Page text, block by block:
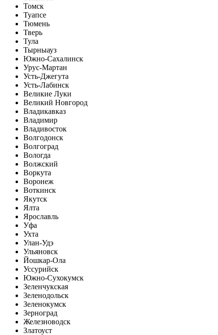
Томск
Туапсе
Тюмень
Тверь
Тула
Тырныауз
Южно-Сахалинск
Урус-Мартан
Усть-Джегута
Усть-Лабинск
Великие Луки
Великий Новгород
Владикавказ
Владимир
Владивосток
Волгодонск
Волгоград
Вологда
Волжский
Воркута
Воронеж
Воткинск
Якутск
Ялта
Ярославль
Уфа
Ухта
Улан-Удэ
Ульяновск
Йошкар-Ола
Уссурийск
Южно-Сухокумск
Зеленчукская
Зеленодольск
Зеленокумск
Зерноград
Железноводск
Златоуст